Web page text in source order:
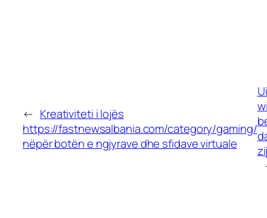
← Kreativiteti i lojës
https://fastnewsalbania.com/category/gaming/
nëpër botën e ngjyrave dhe sfidave virtuale